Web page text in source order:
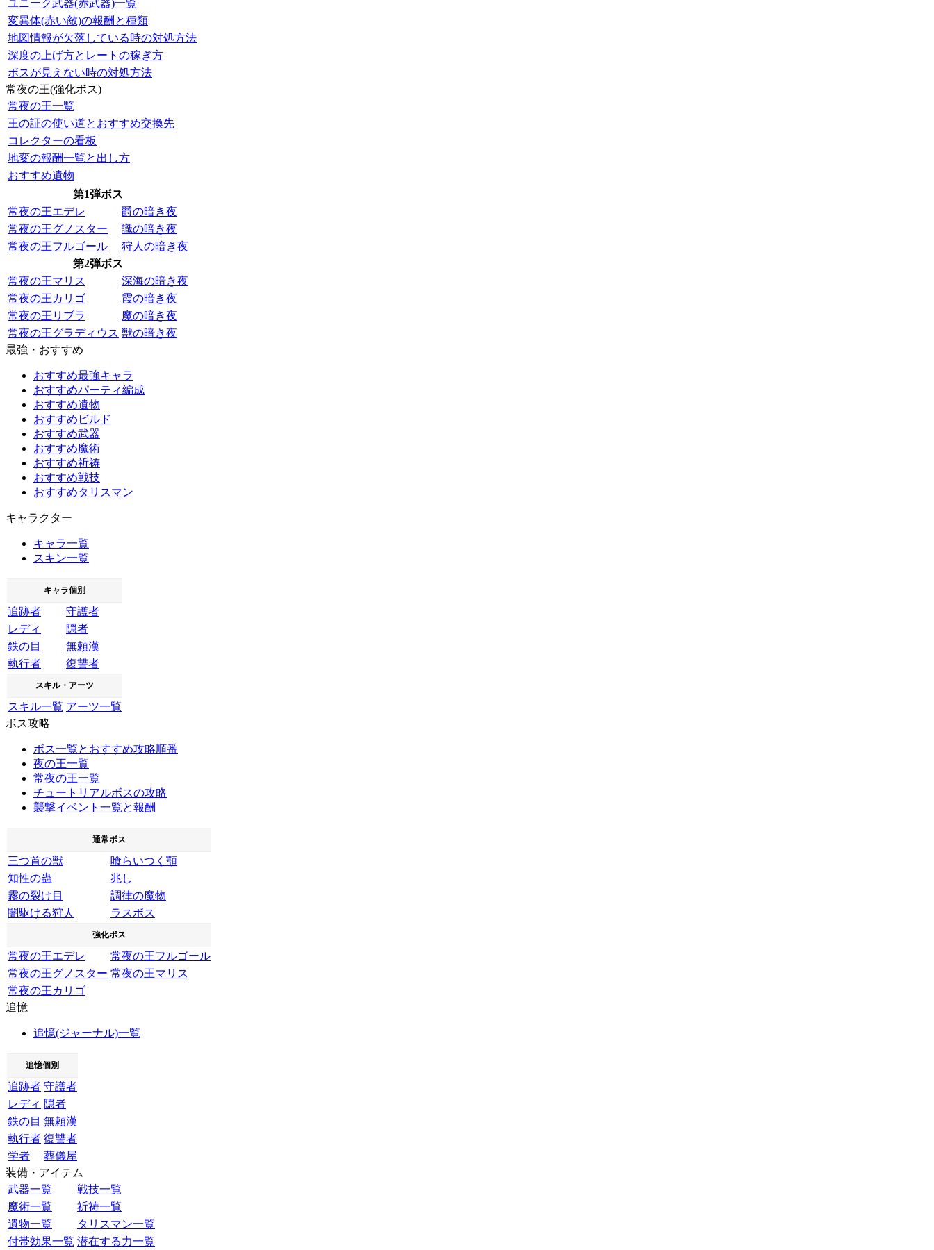
ユニーク武器(赤武器)一覧
変異体(赤い敵)の報酬と種類
地図情報が欠落している時の対処方法
深度の上げ方とレートの稼ぎ方
ボスが見えない時の対処方法
常夜の王(強化ボス)
常夜の王一覧
王の証の使い道とおすすめ交換先
コレクターの看板
地変の報酬一覧と出し方
おすすめ遺物
第1弾ボス
常夜の王エデレ
爵の暗き夜
常夜の王グノスター
識の暗き夜
常夜の王フルゴール
狩人の暗き夜
第2弾ボス
常夜の王マリス
深海の暗き夜
常夜の王カリゴ
霞の暗き夜
常夜の王リブラ
魔の暗き夜
常夜の王グラディウス 獣の暗き夜
最強・おすすめ
おすすめ最強キャラ
おすすめパーティ編成
おすすめ遺物
おすすめビルド
おすすめ武器
おすすめ魔術
おすすめ祈祷
おすすめ戦技
おすすめタリスマン
キャラクター
キャラ一覧
スキン一覧
キャラ個別
追跡者
守護者
レディ
隠者
鉄の目
無頼漢
執行者
復讐者
スキル・アーツ
スキル一覧 アーツ一覧
ボス攻略
ボス一覧とおすすめ攻略順番
夜の王一覧
常夜の王一覧
チュートリアルボスの攻略
襲撃イベント一覧と報酬
通常ボス
三つ首の獣
喰らいつく顎
知性の蟲
兆し
霧の裂け目
調律の魔物
闇駆ける狩人
ラスボス
強化ボス
常夜の王エデレ
常夜の王フルゴール
常夜の王グノスター 常夜の王マリス
常夜の王カリゴ
追憶
追憶(ジャーナル)一覧
追憶個別
追跡者 守護者
レディ 隠者
鉄の目 無頼漢
執行者 復讐者
学者
葬儀屋
装備・アイテム
武器一覧
戦技一覧
魔術一覧
祈祷一覧
遺物一覧
タリスマン一覧
付帯効果一覧 潜在する力一覧